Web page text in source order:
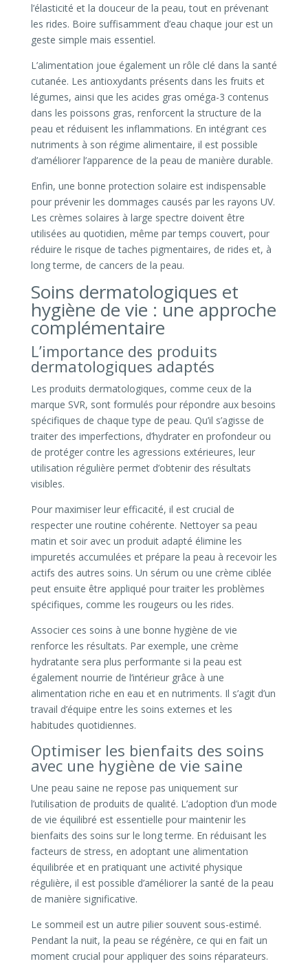
l’élasticité et la douceur de la peau, tout en prévenant
les rides. Boire suffisamment d’eau chaque jour est un
geste simple mais essentiel.
L’alimentation joue également un rôle clé dans la santé
cutanée. Les antioxydants présents dans les fruits et
légumes, ainsi que les acides gras oméga-3 contenus
dans les poissons gras, renforcent la structure de la
peau et réduisent les inflammations. En intégrant ces
nutriments à son régime alimentaire, il est possible
d’améliorer l’apparence de la peau de manière durable.
Enfin, une bonne protection solaire est indispensable
pour prévenir les dommages causés par les rayons UV.
Les crèmes solaires à large spectre doivent être
utilisées au quotidien, même par temps couvert, pour
réduire le risque de taches pigmentaires, de rides et, à
long terme, de cancers de la peau.
Soins dermatologiques et
hygiène de vie : une approche
complémentaire
L’importance des produits
dermatologiques adaptés
Les produits dermatologiques, comme ceux de la
marque SVR, sont formulés pour répondre aux besoins
spécifiques de chaque type de peau. Qu’il s’agisse de
traiter des imperfections, d’hydrater en profondeur ou
de protéger contre les agressions extérieures, leur
utilisation régulière permet d’obtenir des résultats
visibles.
Pour maximiser leur efficacité, il est crucial de
respecter une routine cohérente. Nettoyer sa peau
matin et soir avec un produit adapté élimine les
impuretés accumulées et prépare la peau à recevoir les
actifs des autres soins. Un sérum ou une crème ciblée
peut ensuite être appliqué pour traiter les problèmes
spécifiques, comme les rougeurs ou les rides.
Associer ces soins à une bonne hygiène de vie
renforce les résultats. Par exemple, une crème
hydratante sera plus performante si la peau est
également nourrie de l’intérieur grâce à une
alimentation riche en eau et en nutriments. Il s’agit d’un
travail d’équipe entre les soins externes et les
habitudes quotidiennes.
Optimiser les bienfaits des soins
avec une hygiène de vie saine
Une peau saine ne repose pas uniquement sur
l’utilisation de produits de qualité. L’adoption d’un mode
de vie équilibré est essentielle pour maintenir les
bienfaits des soins sur le long terme. En réduisant les
facteurs de stress, en adoptant une alimentation
équilibrée et en pratiquant une activité physique
régulière, il est possible d’améliorer la santé de la peau
de manière significative.
Le sommeil est un autre pilier souvent sous-estimé.
Pendant la nuit, la peau se régénère, ce qui en fait un
moment crucial pour appliquer des soins réparateurs.